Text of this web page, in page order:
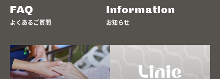
FAQ
よくあるご質問
Information
お知らせ